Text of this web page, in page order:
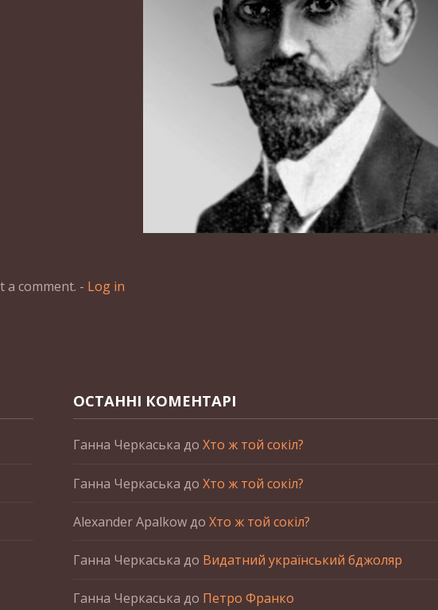
a comment. - Log in
ОСТАННІ КОМЕНТАРІ
Ганна Черкаська до Хто ж той сокіл?
Ганна Черкаська до Хто ж той сокіл?
Alexander Apalkowдо Хто ж той сокіл?
Ганна Черкаська до Видатний український бджоляр
Ганна Черкаська до Петро Франко